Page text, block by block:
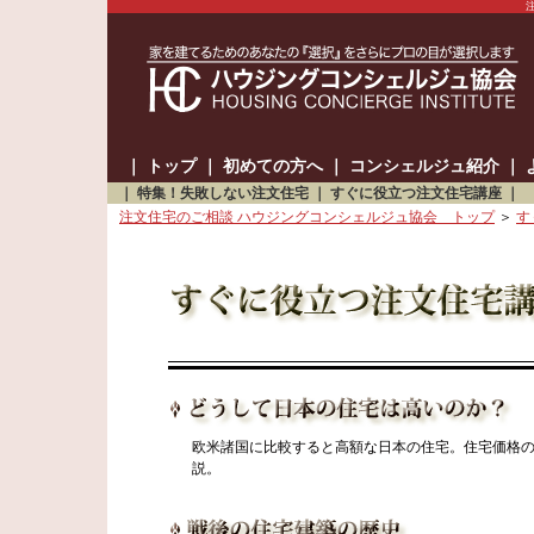
トップ｜ 初めての方へ｜ コンシェルジュ紹介
特集！失敗しない注文住宅 すぐに役立つ注文住宅講座
注文住宅のご相談 ハウジングコンシェルジュ協会 トップ＞ す
欧米諸国に比較すると高額な日本の住宅。住宅価格
説。